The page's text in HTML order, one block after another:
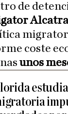
de
coste
unos